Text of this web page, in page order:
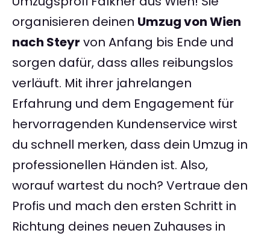
organisieren deinen Umzug von Wien
nach Steyr von Anfang bis Ende und
sorgen dafür, dass alles reibungslos
verläuft. Mit ihrer jahrelangen
Erfahrung und dem Engagement für
hervorragenden Kundenservice wirst
du schnell merken, dass dein Umzug in
professionellen Händen ist. Also,
worauf wartest du noch? Vertraue den
Profis und mach den ersten Schritt in
Richtung deines neuen Zuhauses in